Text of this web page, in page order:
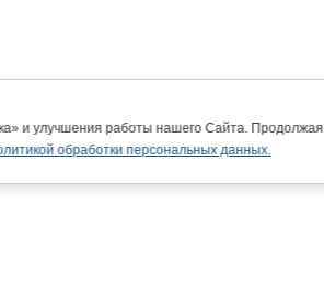
и улучшения работы нашего Сайта. Продолжая
обработки персональных данных.